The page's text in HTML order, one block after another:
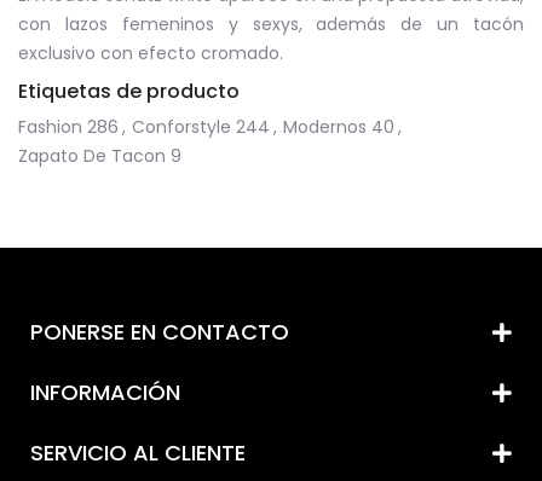
con lazos femeninos y sexys, además de un tacón
exclusivo con efecto cromado.
Etiquetas de producto
Fashion 286 , Conforstyle 244 , Modernos 40 ,
Zapato De Tacon 9
PONERSE EN CONTACTO
INFORMACIÓN
SERVICIO AL CLIENTE